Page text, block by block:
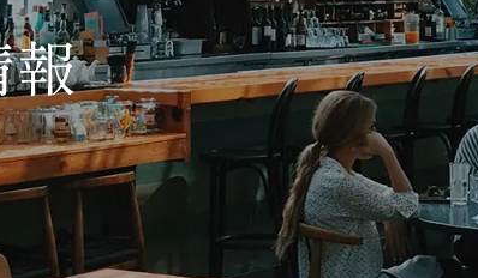
プ
情報
要
挨拶
ープ一覧
念
運営ホテル
IR・投資家情報
IRニュース
IRカレンダー
IRライブラリ
株式情報